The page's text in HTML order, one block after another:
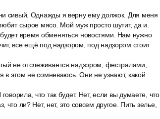
сивый. Однажды я верну ему должок. Для меня
сырое мясо. Мой муж просто шутит, да и.
время обменяться новостями. Нам нужно
все ещё под надзором, под надзором стоит
не отслеживается надзором, фестралами,
этом не сомневаюсь. Они не узнают, какой
что так будет. Нет, если вы думаете, что
ли? Нет, нет, это совсем другое. Пить зелье,